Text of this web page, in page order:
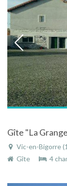
Gîte "La
Vic-en-Bigorre
Gîte
4